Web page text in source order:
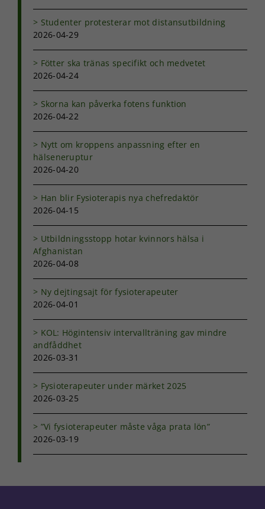
Studenter protesterar mot distansutbildning
2026-04-29
Fötter ska tränas specifikt och medvetet
2026-04-24
Skorna kan påverka fotens funktion
2026-04-22
Nytt om kroppens anpassning efter en
hälseneruptur
2026-04-20
Han blir Fysioterapis nya chefredaktör
2026-04-15
Utbildningsstopp hotar kvinnors hälsa i
Afghanistan
2026-04-08
Ny dejtingsajt för fysioterapeuter
2026-04-01
KOL: Högintensiv intervallträning gav mindre
andfåddhet
2026-03-31
Fysioterapeuter under märket 2025
2026-03-25
”Vi fysioterapeuter måste våga prata lön”
2026-03-19
uppbyggnad,
baserat på
används.
Upplevelse
För att vår
möjligt under
de här
kakorna
att försvinna
från
Marknadsföring
beteende när du
anpassat innehåll
och erbjudanden.